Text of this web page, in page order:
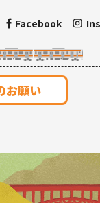
Facebook
お願い